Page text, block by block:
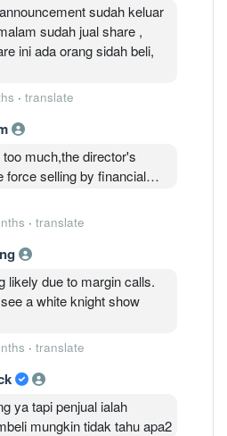
sudah keluar
sudah jual share ,
ini ada orang sidah beli,
· translate
much,the director's
force selling by financial
sold by themselves,after
the share price
by today, hopefully
be any more force
· translate
likely due to margin calls.
a white knight show
· translate
ya tapi penjual ialah
mungkin tidak tahu apa2